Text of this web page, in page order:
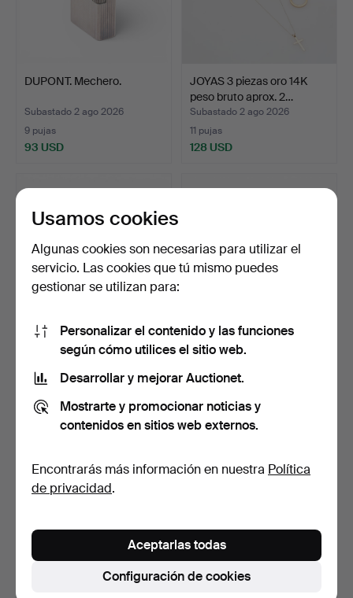
DUPONT. Mechero.
Subastado 2 ago 2026
9 pujas
93 USD
JOYAS 3 piezas oro 14K
peso bruto aprox. 2…
Subastado 2 ago 2026
11 pujas
128 USD
DUPONT. Mechero.
Subastado 2 ago 2026
93 USD
DUPONT. Mechero.
Subastado 2 ago 2026
93 USD
Usamos cookies
Algunas cookies son necesarias para utilizar el
servicio. Las cookies que tú mismo puedes
gestionar se utilizan para:
Personalizar el contenido y las funciones
según cómo utilices el sitio web.
Desarrollar y mejorar Auctionet.
Mostrarte y promocionar noticias y
contenidos en sitios web externos.
Encontrarás más información en nuestra Política
de privacidad.
Configuración de cookies
Aceptarlas todas